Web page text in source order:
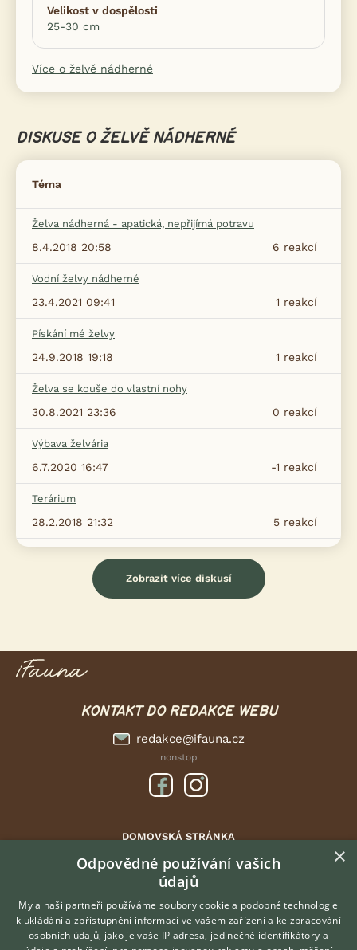
Velikost v dospělosti
25-30 cm
Více o želvě nádherné
DISKUSE O ŽELVĚ NÁDHERNÉ
Téma
Želva nádherná - apatická, nepřijímá potravu
6 reakcí
8.4.2018 20:58
Vodní želvy nádherné
1 reakcí
23.4.2021 09:41
Pískání mé želvy
1 reakcí
24.9.2018 19:18
Želva se kouše do vlastní nohy
0 reakcí
30.8.2021 23:36
Výbava želvária
-1 reakcí
6.7.2020 16:47
Terárium
5 reakcí
28.2.2018 21:32
Zobrazit více diskusí
KONTAKT DO REDAKCE WEBU
redakce@ifauna.cz
nonstop
DOMOVSKÁ STRÁNKA
INZERCE
DISKUSE
ATLAS
×
Odpovědné používání vašich
údajů
My a naši partneři používáme soubory cookie a podobné technologie
k ukládání a zpřístupnění informací ve vašem zařízení a ke zpracování
osobních údajů, jako je vaše IP adresa, jedinečné identifikátory a